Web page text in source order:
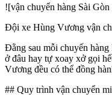
![vận chuyển hàng Sài
Đội xe Hùng Vương vận
Đằng sau mỗi chuyến
ở đâu hay tự xoay xở gọi
Vương đều có thể đồng
## Quy trình vận chuyển